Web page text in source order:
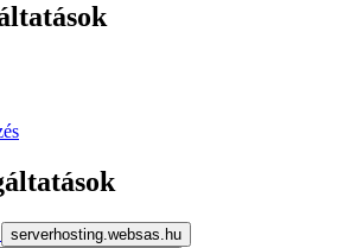
serverhosting.websas.hu